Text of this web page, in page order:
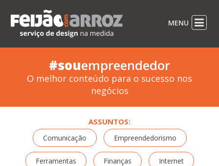
MENU
#souempreendedor
O melhor conteúdo para o sucesso nos
negócios
ASSUNTOS:
Comunicação Empreendedorismo
Ferramentas Finanças Internet